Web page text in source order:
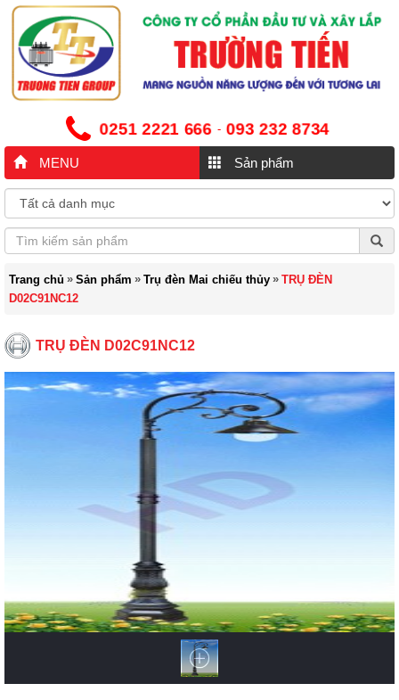
0251 2221 666 - 093 232 8734
MENU Sản phẩm
Trang chủ » Sản phẩm » Trụ đèn Mai chiếu thủy » TRỤ ĐÈN
D02C91NC12
TRỤ ĐÈN D02C91NC12